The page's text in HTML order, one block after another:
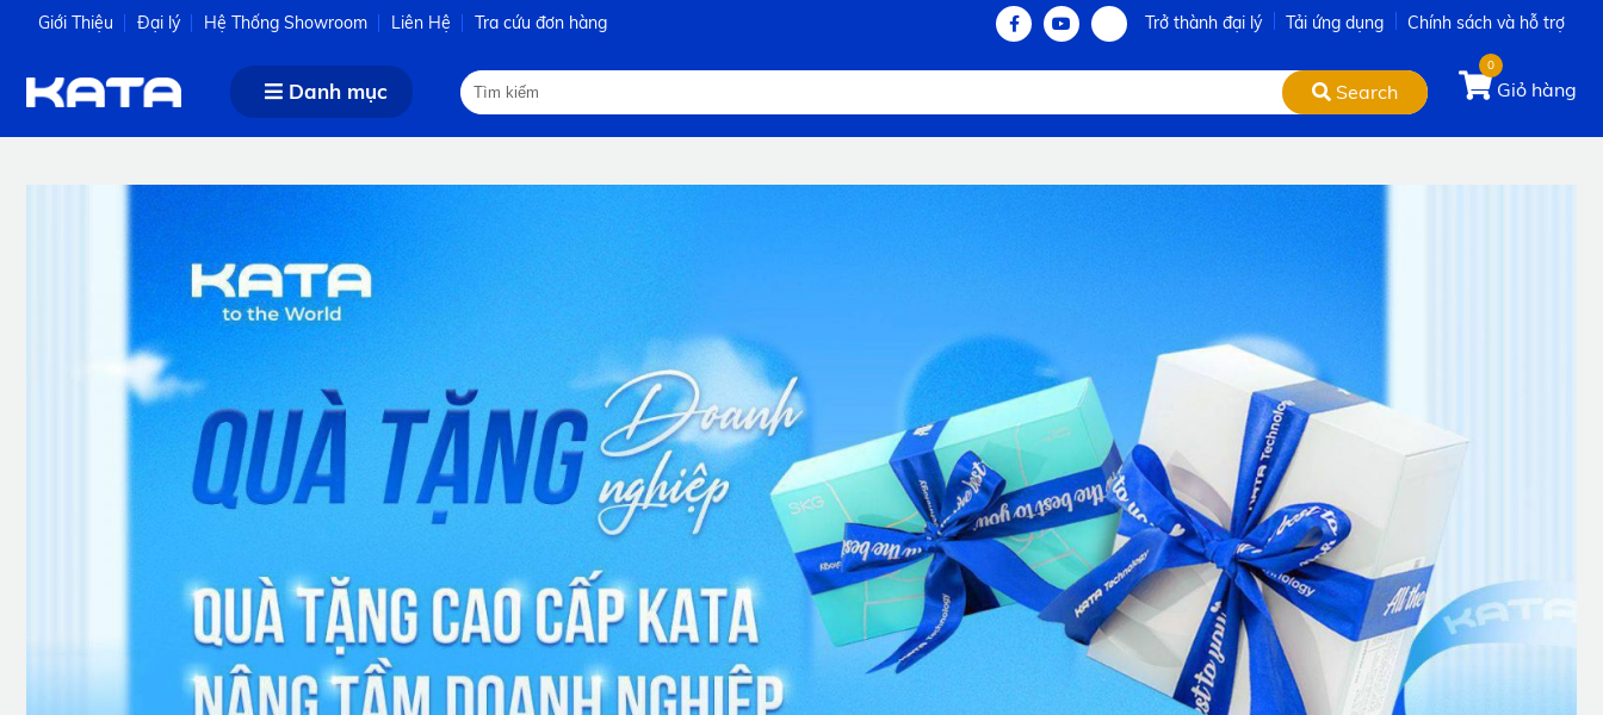
Giới Thiệu Đại lý Hệ Thống Showroom Liên Hệ Tra cứu đơn hàng Trở thành đại lý Tải ứng dụng Chính sách và hỗ trợ
Danh mục Search
0
Giỏ hàng